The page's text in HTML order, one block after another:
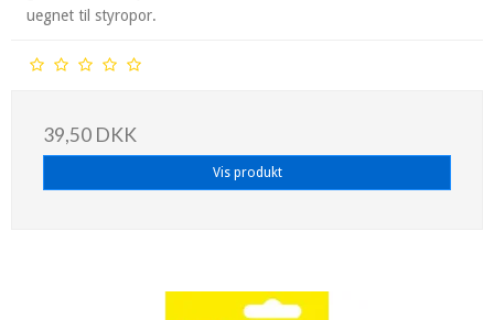
uegnet til styropor.
39,50 DKK
Vis produkt